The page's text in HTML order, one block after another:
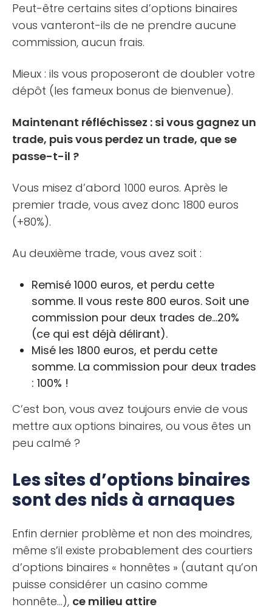
Peut-être certains sites d’options binaires
vous vanteront-ils de ne prendre aucune
commission, aucun frais.
Mieux : ils vous proposeront de doubler votre
dépôt (les fameux bonus de bienvenue).
Maintenant réfléchissez : si vous gagnez un
trade, puis vous perdez un trade, que se
passe-t-il ?
Vous misez d’abord 1000 euros. Après le
premier trade, vous avez donc 1800 euros
(+80%).
Au deuxième trade, vous avez soit :
Remisé 1000 euros, et perdu cette
somme. Il vous reste 800 euros. Soit une
commission pour deux trades de…20%
(ce qui est déjà délirant).
Misé les 1800 euros, et perdu cette
somme. La commission pour deux trades
: 100% !
C’est bon, vous avez toujours envie de vous
mettre aux options binaires, ou vous êtes un
peu calmé ?
Les sites d’options binaires
sont des nids à arnaques
Enfin dernier problème et non des moindres,
même s’il existe probablement des courtiers
d’options binaires « honnêtes » (autant qu’on
puisse considérer un casino comme
honnête…), ce milieu attire